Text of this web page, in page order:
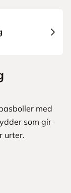
med
som gir
urter.